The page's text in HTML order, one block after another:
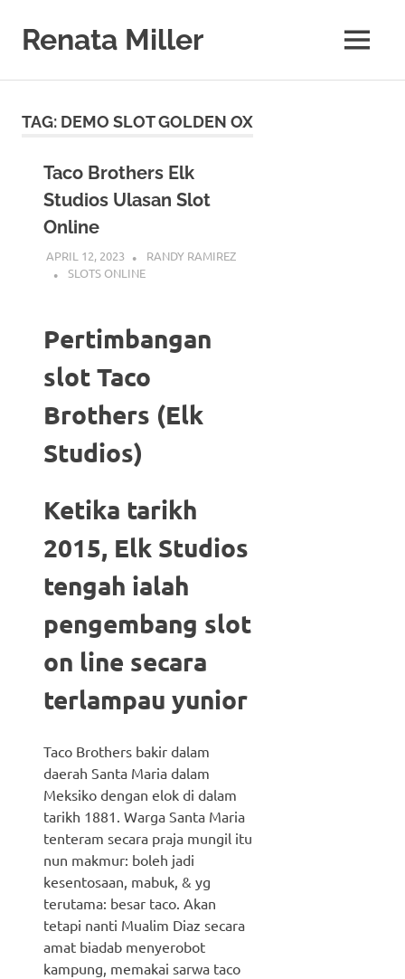
contentRenata Miller
Bisnis,
Gaya
Hidup
MENU
TAG: DEMO SLOT GOLDEN OX
Taco Brothers Elk
Studios Ulasan Slot
Online
APRIL 12, 2023
RANDY RAMIREZ
SLOTS ONLINE
Pertimbangan
slot Taco
Brothers (Elk
Studios)
Ketika tarikh
2015, Elk Studios
tengah ialah
pengembang slot
on line secara
terlampau yunior
Taco Brothers bakir dalam
daerah Santa Maria dalam
Meksiko dengan elok di dalam
tarikh 1881. Warga Santa Maria
tenteram secara praja mungil itu
nun makmur: boleh jadi
kesentosaan, mabuk, & yg
terutama: besar taco. Akan
tetapi nanti Mualim Diaz secara
amat biadab menyerobot
kampung, memakai sarwa taco